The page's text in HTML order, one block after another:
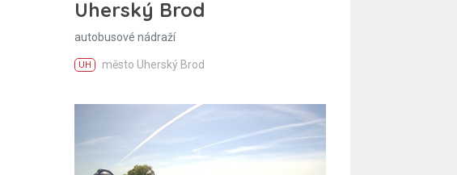
Uherský Brod
autobusové nádraží
UH město Uherský Brod